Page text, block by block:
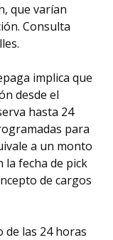
que varían
Consulta
implica que
desde el
hasta 24
para
a un monto
la fecha de pick
de cargos
de las 24 horas